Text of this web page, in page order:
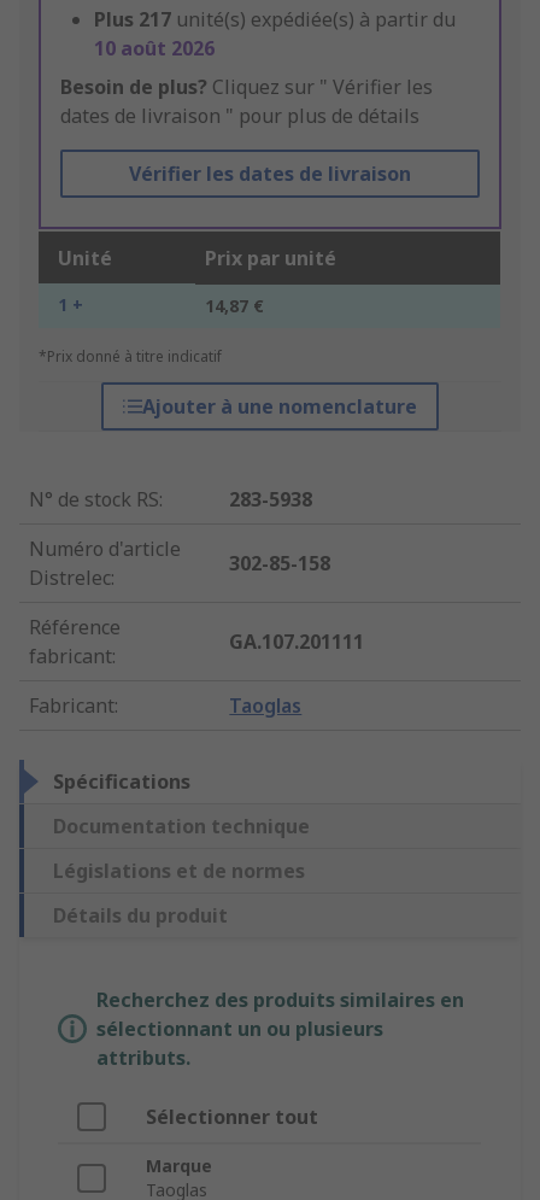
Plus 217 unité(s) expédiée(s) à partir du
10 août 2026
Besoin de plus? Cliquez sur " Vérifier les
dates de livraison " pour plus de détails
Vérifier les dates de livraison
Unité Prix par unité
1 + 14,87 €
*Prix donné à titre indicatif
Ajouter à une nomenclature
N° de stock RS:
283-5938
Numéro d'article
Distrelec:
302-85-158
Référence
fabricant:
GA.107.201111
Fabricant: Taoglas
Spécifications
Documentation technique
Législations et de normes
Détails du produit
Recherchez des produits similaires en
sélectionnant un ou plusieurs
attributs.
Sélectionner tout
Marque
Taoglas